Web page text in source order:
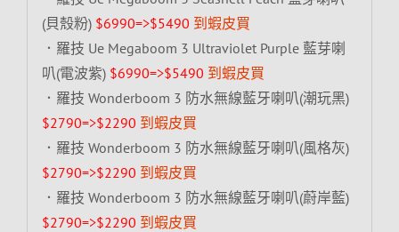
(貝殼粉) $6990=>$5490 到蝦皮買
．羅技 Ue Megaboom 3 Ultraviolet Purple 藍芽喇
叭(電波紫) $6990=>$5490 到蝦皮買
．羅技 Wonderboom 3 防水無線藍牙喇叭(潮玩黑)
$2790=>$2290 到蝦皮買
．羅技 Wonderboom 3 防水無線藍牙喇叭(風格灰)
$2790=>$2290 到蝦皮買
．羅技 Wonderboom 3 防水無線藍牙喇叭(蔚岸藍)
$2790=>$2290 到蝦皮買